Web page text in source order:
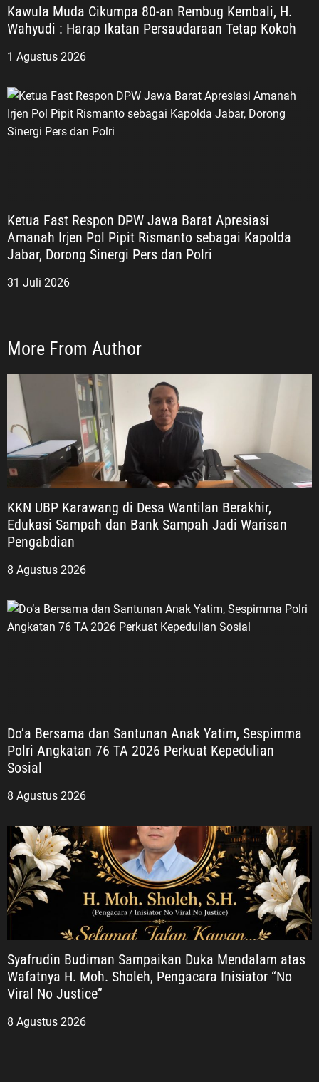
Kawula Muda Cikumpa 80-an Rembug Kembali, H.
Wahyudi : Harap Ikatan Persaudaraan Tetap Kokoh
1 Agustus 2026
Ketua Fast Respon DPW Jawa Barat Apresiasi
Amanah Irjen Pol Pipit Rismanto sebagai Kapolda
Jabar, Dorong Sinergi Pers dan Polri
31 Juli 2026
More From Author
KKN UBP Karawang di Desa Wantilan Berakhir,
Edukasi Sampah dan Bank Sampah Jadi Warisan
Pengabdian
8 Agustus 2026
Do’a Bersama dan Santunan Anak Yatim, Sespimma
Polri Angkatan 76 TA 2026 Perkuat Kepedulian
Sosial
8 Agustus 2026
Syafrudin Budiman Sampaikan Duka Mendalam atas
Wafatnya H. Moh. Sholeh, Pengacara Inisiator “No
Viral No Justice”
8 Agustus 2026